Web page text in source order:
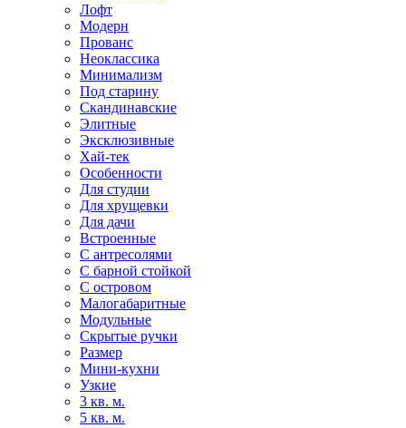
Лофт
Модерн
Прованс
Неоклассика
Минимализм
Под старину
Скандинавские
Элитные
Эксклюзивные
Хай-тек
Особенности
Для студии
Для хрущевки
Для дачи
Встроенные
С антресолями
С барной стойкой
С островом
Малогабаритные
Модульные
Скрытые ручки
Размер
Мини-кухни
Узкие
3 кв. м.
5 кв. м.